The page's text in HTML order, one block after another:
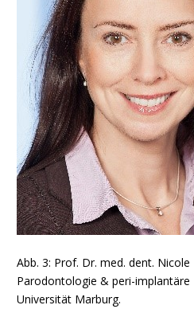
Abb. 3: Prof. Dr. med. dent.
Parodontologie & peri-implantäre
Universität Marburg.